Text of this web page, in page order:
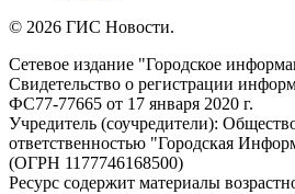
© 2026 ГИС Новости.
Сетевое издание "Городское
Свидетельство о регистрации
ФС77-77665 от 17 января 2020 г.
Учредитель (соучредители):
ответственностью "Городская
(ОГРН 1177746168500)
Ресурс содержит материалы